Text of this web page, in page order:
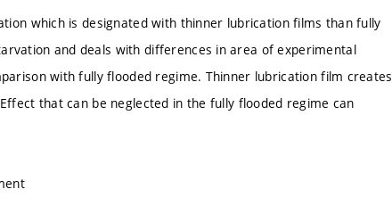
which is designated with thinner lubrication films than fully
and deals with differences in area of experimental
with fully flooded regime. Thinner lubrication film creates
that can be neglected in the fully flooded regime can